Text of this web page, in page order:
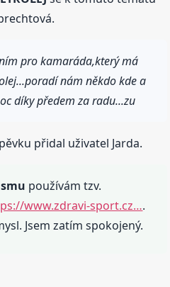
pro kamaráda,který má
nám někdo kde a
díky předem za radu...zu
přidal uživatel Jarda.
používám tzv.
www.zdravi-sport.cz….
Jsem zatím spokojený.